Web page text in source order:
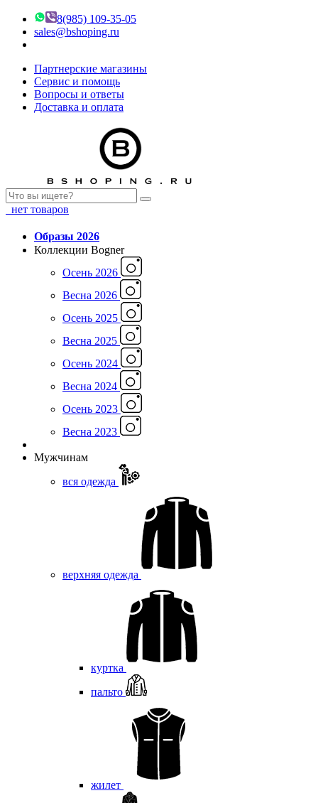
8(985) 109-35-05
sales@bshoping.ru
Партнерские магазины
Сервис и помощь
Вопросы и ответы
Доставка и оплата
нет товаров
Образы 2026
Коллекции Bogner
Осень 2026
Весна 2026
Осень 2025
Весна 2025
Осень 2024
Весна 2024
Осень 2023
Весна 2023
Мужчинам
вся одежда
верхняя одежда
куртка
пальто
жилет